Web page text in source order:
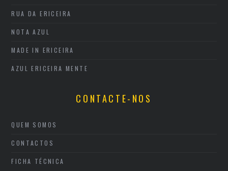
RUA DA ERICEIRA
NOTA AZUL
MADE IN ERICEIRA
AZUL ERICEIRA MENTE
CONTACTE-NOS
QUEM SOMOS
CONTACTOS
FICHA TÉCNICA